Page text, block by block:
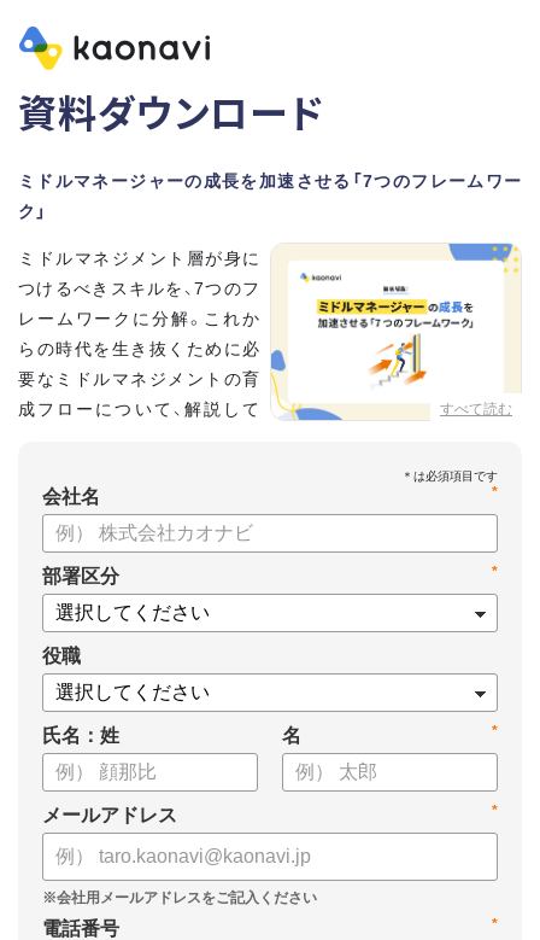
資料ダウンロード
ミドルマネージャーの成長を加速させる「7つのフレームワー
ク」
すべて読む
ミドルマネジメント層が身に
つけるべきスキルを、7つのフ
レームワークに分解。これか
らの時代を生き抜くために必
要なミドルマネジメントの育
成フローについて、解説して
【資料の内容】
・そもそも「マネジメント」とは？
・身につけるべき7つのフレームワーク
・ミドルマネジメント推進上の人事課題
*
会社名
*
部署区分
役職
氏名：姓 *
名
*
メールアドレス
*
電話番号